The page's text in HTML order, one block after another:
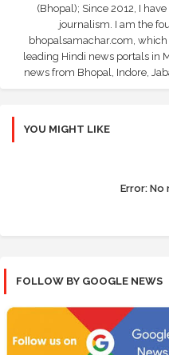
(Bhopal); Since 2012, I
journalism. I am the
bhopalsamachar.com, which
leading Hindi news portals in
news from Bhopal, Indore,
YOU MIGHT LIKE
Error: No
FOLLOW BY GOOGLE NEWS